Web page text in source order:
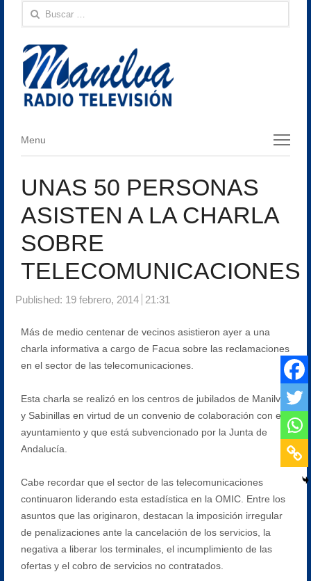
Buscar:
Menu
Menu
UNAS 50 PERSONAS
ASISTEN A LA CHARLA
SOBRE
TELECOMUNICACIONES
Published: 19 febrero, 2014 21:31
Más de medio centenar de vecinos asistieron ayer a una
charla informativa a cargo de Facua sobre las reclamaciones
en el sector de las telecomunicaciones.
Esta charla se realizó en los centros de jubilados de Manilva
y Sabinillas en virtud de un convenio de colaboración con el
ayuntamiento y que está subvencionado por la Junta de
Andalucía.
Cabe recordar que el sector de las telecomunicaciones
continuaron liderando esta estadística en la OMIC. Entre los
asuntos que las originaron, destacan la imposición irregular
de penalizaciones ante la cancelación de los servicios, la
negativa a liberar los terminales, el incumplimiento de las
ofertas y el cobro de servicios no contratados.